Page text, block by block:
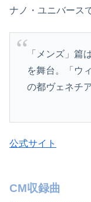
ナノ・ユニバース
「メンズ」篇
を舞台。「ウ
の都ヴェネチ
公式サイト
CM収録曲